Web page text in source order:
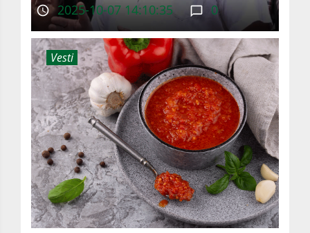
2025-10-07 14:10:35 0
Vesti